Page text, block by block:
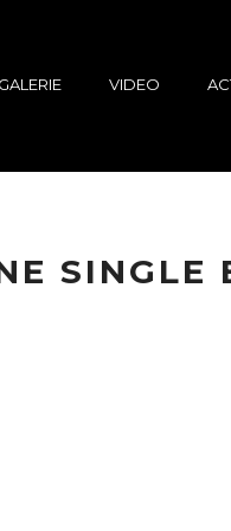
GALERIE VIDEO
SINGLE